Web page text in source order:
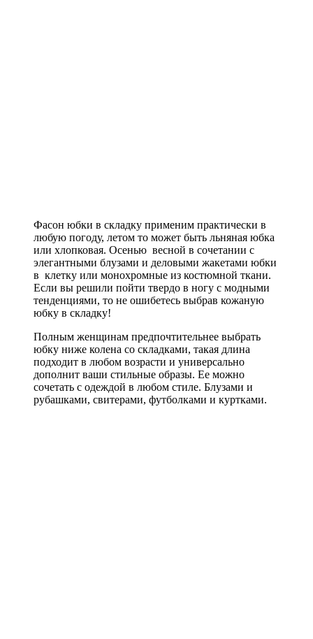
Фасон юбки в складку применим практически в
любую погоду, летом то может быть льняная юбка
или хлопковая. Осенью весной в сочетании с
элегантными блузами и деловыми жакетами юбки
в клетку или монохромные из костюмной ткани.
Если вы решили пойти твердо в ногу с модными
тенденциями, то не ошибетесь выбрав кожаную
юбку в складку!
Полным женщинам предпочтительнее выбрать
юбку ниже колена со складками, такая длина
подходит в любом возрасти и универсально
дополнит ваши стильные образы. Ее можно
сочетать с одеждой в любом стиле. Блузами и
рубашками, свитерами, футболками и куртками.